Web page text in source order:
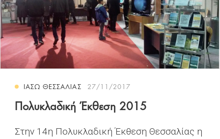
ΙΑΣΩ ΘΕΣΣΑΛΙΑΣ 27/11/2017
Πολυκλαδική Έκθεση 2015
Στην 14η Πολυκλαδική Έκθεση Θεσσαλίας η